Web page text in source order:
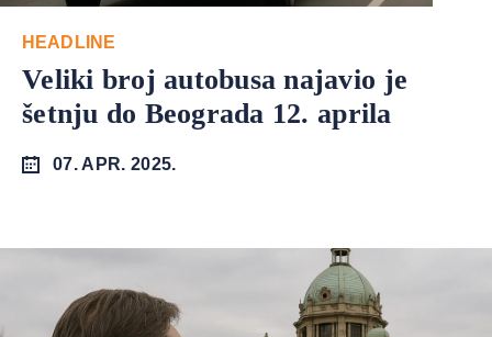
HEADLINE
Veliki broj autobusa najavio je
šetnju do Beograda 12. aprila
07. APR. 2025.